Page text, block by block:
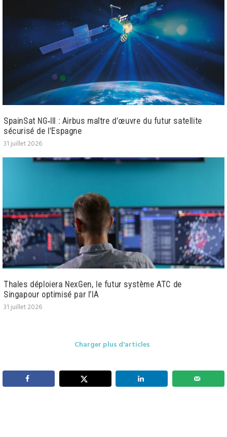
SpainSat NG‑III : Airbus maître d’œuvre du futur satellite
sécurisé de l’Espagne
31 juillet 2026
Thales déploiera NexGen, le futur système ATC de
Singapour optimisé par l’IA
31 juillet 2026
Charger plus d'articles